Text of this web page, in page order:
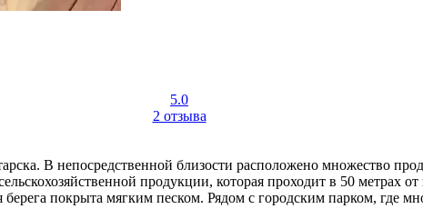
5.0
2 отзыва
В непосредственной близости расположено множество
продукции, которая проходит в 50 метрах
покрыта мягким песком. Рядом с городским парком, где